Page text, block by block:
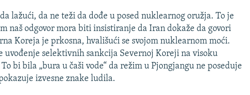
lažući, da ne teži da dođe u posed nuklearnog oružja. To je
naš odgovor mora biti insistiranje da Iran dokaže da govori
Koreja je prkosna, hvališući se svojom nuklearnom moći.
uvođenje selektivnih sankcija Severnoj Koreji na visoku
bi bila „bura u čaši vode“ da režim u Pjongjangu ne poseduje
izvesne znake ludila.